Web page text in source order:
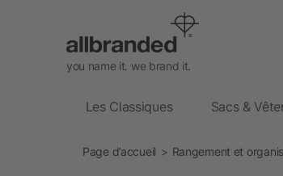
you name it. we brand it.
Les Classiques Sacs &
Page d’accueil Rangement et